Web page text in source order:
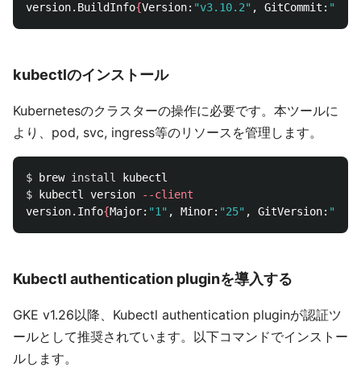
version.BuildInfo{Version: "v3.10.2" , GitCommit:
kubectlのインストール
Kubernetesのクラスターの操作に必要です。本ツールに
より、pod, svc, ingress等のリソースを管理します。
$ brew install
$
kubectl version
--client
version.Info{Major: "1" , Minor: "25" , GitVersion:
Kubectl authentication pluginを導入する
GKE v1.26以降、Kubectl authentication pluginが認証ツ
ールとして推奨されています。以下コマンドでインストー
ルします。